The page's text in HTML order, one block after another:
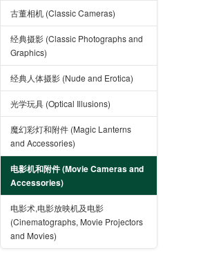
古董相机 (Classic Cameras)
经典摄影 (Classic Photographs and
Graphics)
经典人体摄影 (Nude and Erotica)
光学玩具 (Optical Illusions)
魔幻彩灯和附件 (Magic Lanterns
and Accessories)
电影机和附件 (Movie Cameras and
Accessories)
电影术,电影放映机及电影
(Cinematographs, Movie Projectors
and Movies)